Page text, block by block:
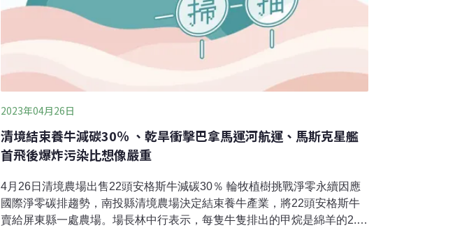
2023年04月26日
清境結束養牛減碳30％ 、乾旱衝擊巴拿馬運河航運、馬斯克星艦
首飛後爆炸污染比想像嚴重
4月26日清境農場出售22頭安格斯牛減碳30％ 輪牧植樹挑戰淨零永續因應
國際淨零碳排趨勢，南投縣清境農場決定結束養牛產業，將22頭安格斯牛
賣給屏東縣一處農場。場長林中行表示，每隻牛隻排出的甲烷是綿羊的2.5